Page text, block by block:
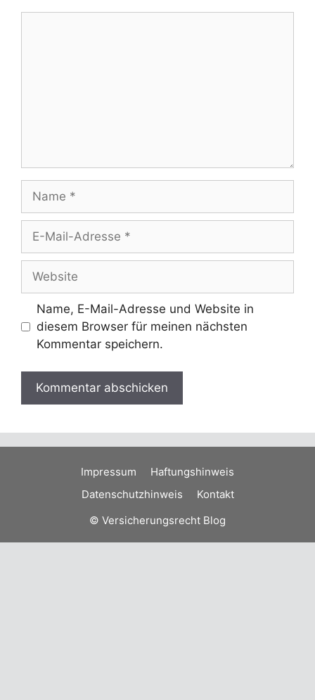
Name
Adresse
Website
Name, E-Mail-Adresse und Website in
diesem Browser für meinen nächsten
Kommentar speichern.
Impressum
Haftungshinweis
Datenschutzhinweis
Kontakt
© Versicherungsrecht Blog